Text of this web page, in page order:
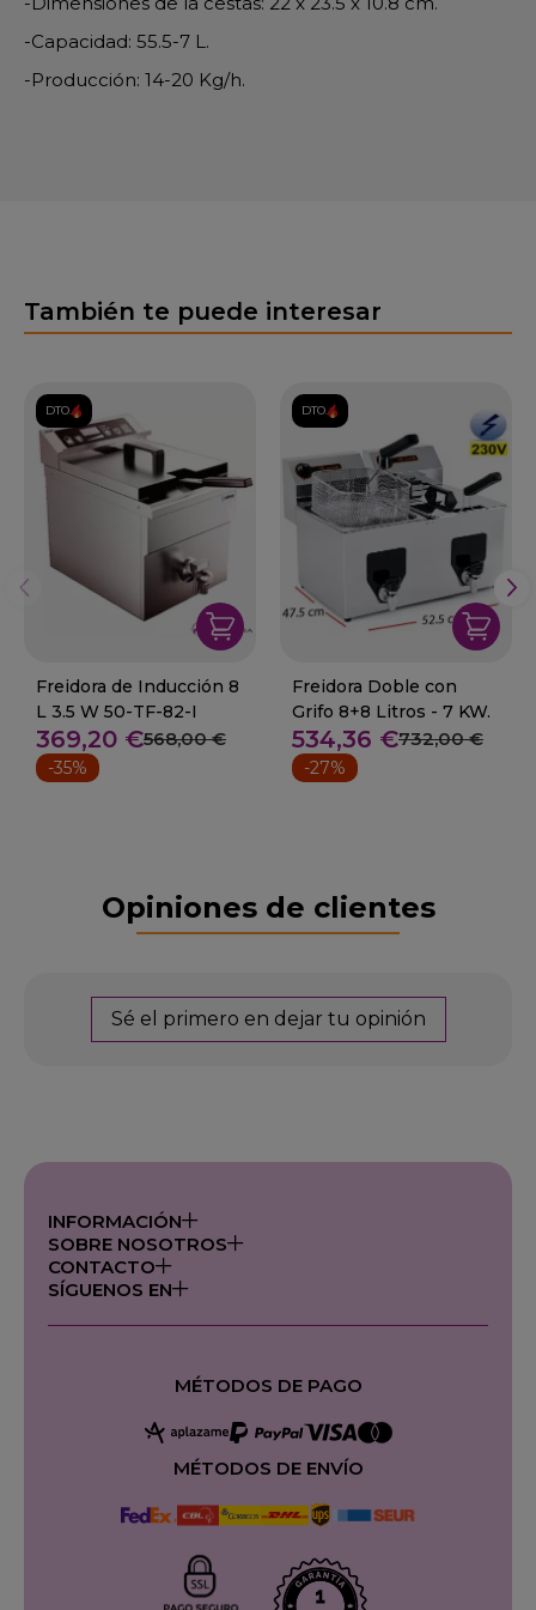
-Capacidad: 55.5-7 L.
-Producción: 14-20 Kg/h.
También te puede interesar
DTO.
Freidora de Inducción 8
L 3.5 W 50-TF-82-I
369,20 €568,00 €
-35%
DTO.
Freidora Doble con
Grifo 8+8 Litros - 7 KW.
534,36 €732,00 €
-27%
Opiniones de clientes
Sé el primero en dejar tu opinión
INFORMACIÓN
SOBRE NOSOTROS
CONTACTO
SÍGUENOS EN
MÉTODOS DE PAGO
MÉTODOS DE ENVÍO